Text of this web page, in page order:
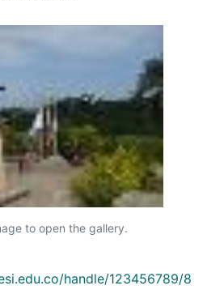
to open the gallery.
handle/123456789/8